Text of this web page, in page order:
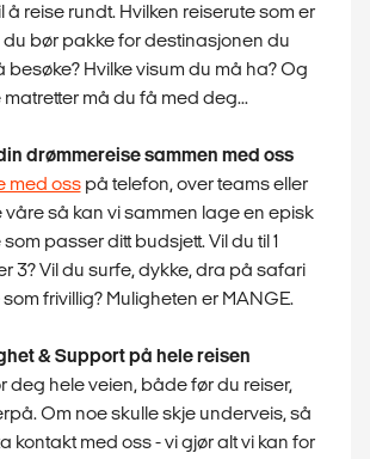
å reise rundt. Hvilken reiserute som er
du bør pakke for destinasjonen du
Hvilke visum du må ha? Og
matretter må du få med deg...
drømmereise sammen med oss
med osspå telefon, over teams eller
våre så kan vi sammen lage en episk
passer ditt budsjett. Vil du til 1
3? Vil du surfe, dykke, dra på safari
frivillig? Muligheten er MANGE.
& Support på hele reisen
deg hele veien, både før du reiser,
Om noe skulle skje underveis, så
kontakt med oss - vi gjør alt vi kan for